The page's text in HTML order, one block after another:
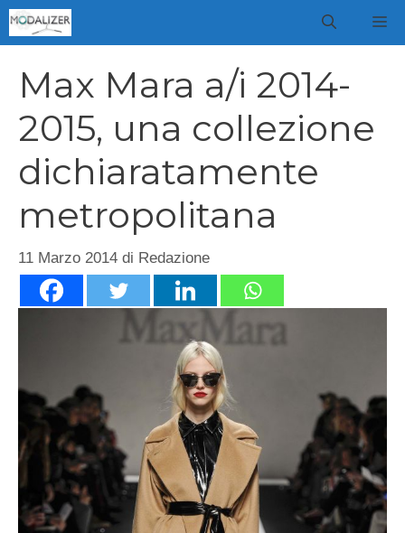
Vai
al
Max Mara a/i 2014-
2015, una collezione
dichiaratamente
metropolitana
11 Marzo 2014 di Redazione